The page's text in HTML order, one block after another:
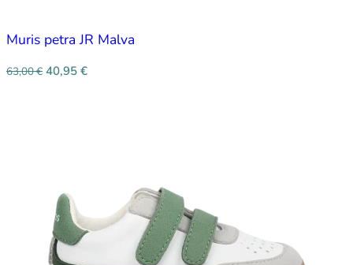
Muris petra JR Malva
63,00€ 40,95 €